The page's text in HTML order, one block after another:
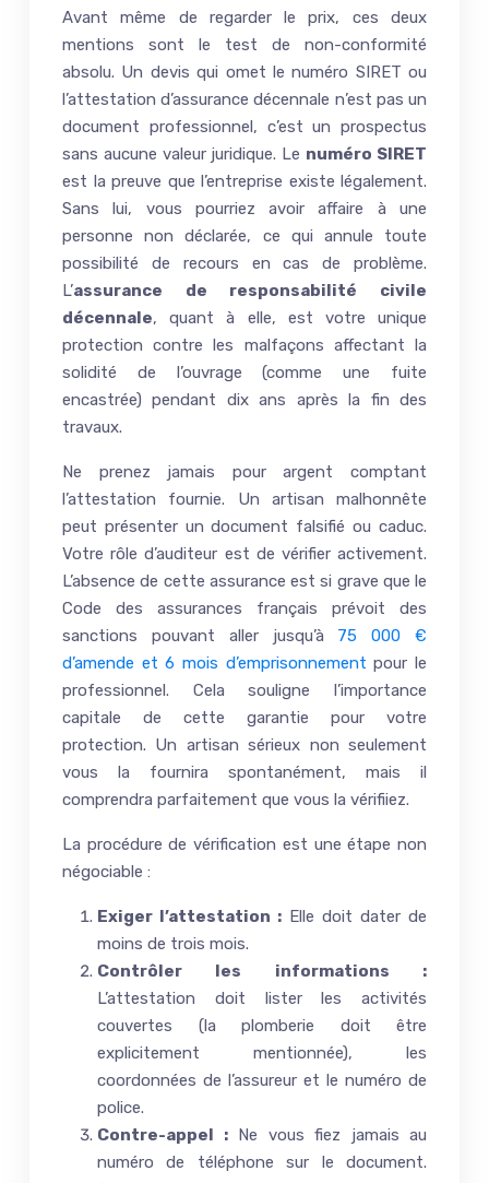
Avant même de regarder le prix, ces deux
mentions sont le test de non-conformité
absolu. Un devis qui omet le numéro SIRET ou
l’attestation d’assurance décennale n’est pas un
document professionnel, c’est un prospectus
sans aucune valeur juridique. Le numéro SIRET
est la preuve que l’entreprise existe légalement.
Sans lui, vous pourriez avoir affaire à une
personne non déclarée, ce qui annule toute
possibilité de recours en cas de problème.
L’assurance de responsabilité civile
décennale, quant à elle, est votre unique
protection contre les malfaçons affectant la
solidité de l’ouvrage (comme une fuite
encastrée) pendant dix ans après la fin des
travaux.
Ne prenez jamais pour argent comptant
l’attestation fournie. Un artisan malhonnête
peut présenter un document falsifié ou caduc.
Votre rôle d’auditeur est de vérifier activement.
L’absence de cette assurance est si grave que le
Code des assurances français prévoit des
sanctions pouvant aller jusqu’à 75 000 €
d’amende et 6 mois d’emprisonnement pour le
professionnel. Cela souligne l’importance
capitale de cette garantie pour votre
protection. Un artisan sérieux non seulement
vous la fournira spontanément, mais il
comprendra parfaitement que vous la vérifiiez.
La procédure de vérification est une étape non
négociable :
Exiger l’attestation : Elle doit dater de
moins de trois mois.
Contrôler les informations :
L’attestation doit lister les activités
couvertes (la plomberie doit être
explicitement mentionnée), les
coordonnées de l’assureur et le numéro de
police.
Contre-appel :Ne vous fiez jamais au
numéro de téléphone sur le document.